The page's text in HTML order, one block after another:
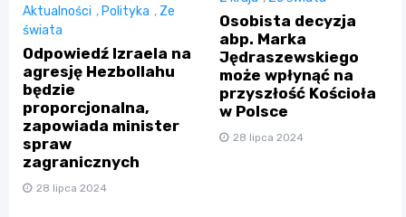
Aktualności , Polityka , Ze
świata
Odpowiedź Izraela na
agresję Hezbollahu
będzie
proporcjonalna,
zapowiada minister
spraw
zagranicznych
28 lipca 2024
Osobista decyzja
abp. Marka
Jędraszewskiego
może wpłynąć na
przyszłość Kościoła
w Polsce
28 lipca 2024